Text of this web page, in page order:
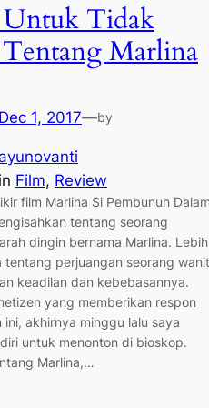
Untuk Tidak
Marlina
Dec 1, 2017—by
ayunovanti
in Film, Review
film Marlina Si Pembunuh
tentang seorang
dingin bernama Marlina. Lebih
perjuangan seorang
keadilan dan kebebasannya.
yang memberikan respon
akhirnya minggu lalu saya
untuk menonton di bioskop.
Marlina,…